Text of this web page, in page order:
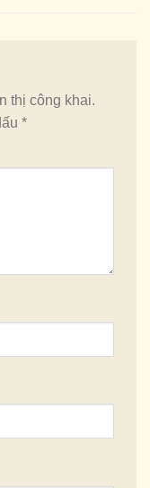
thị công khai.
*